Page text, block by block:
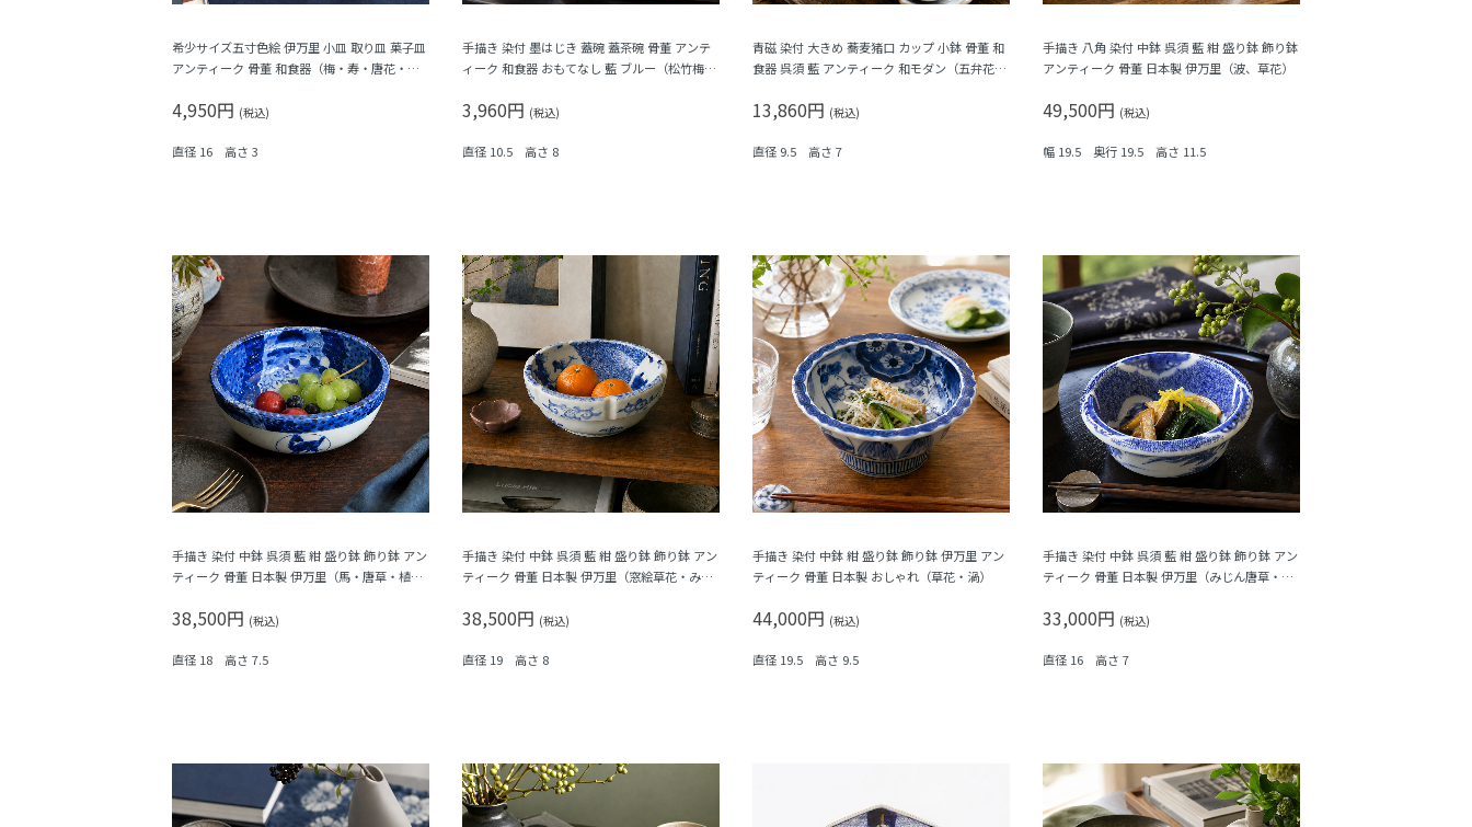
希少サイズ五寸色絵 伊万里 小皿 取り皿 菓子皿
アンティーク 骨董 和食器（梅・寿・唐花・
4,950円 (税込)
直径 16 高さ 3
手描き 染付 墨はじき 蓋碗 蓋茶碗 骨董 アンテ
ィーク 和食器 おもてなし 藍 ブルー（松竹梅・
3,960円 (税込)
直径 10.5 高さ 8
青磁 染付 大きめ 蕎麦猪口 カップ 小鉢 骨董 和
食器 呉須 藍 アンティーク 和モダン（五弁花・
13,860円 (税込)
直径 9.5 高さ 7
手描き 八角 染付 中鉢 呉須 藍 紺 盛り鉢 飾り鉢
アンティーク 骨董 日本製 伊万里（波、草花）
49,500円 (税込)
幅 19.5 奥行 19.5 高さ 11.5
手描き 染付 中鉢 呉須 藍 紺 盛り鉢 飾り鉢 アン
ティーク 骨董 日本製 伊万里（馬・唐草・植
38,500円 (税込)
直径 18 高さ 7.5
手描き 染付 中鉢 呉須 藍 紺 盛り鉢 飾り鉢 アン
ティーク 骨董 日本製 伊万里（窓絵草花・みじ
38,500円 (税込)
直径 19 高さ 8
手描き 染付 中鉢 紺 盛り鉢 飾り鉢 伊万里 アン
ティーク 骨董 日本製 おしゃれ（草花・渦）
44,000円 (税込)
直径 19.5 高さ 9.5
手描き 染付 中鉢 呉須 藍 紺 盛り鉢 飾り鉢 アン
ティーク 骨董 日本製 伊万里（みじん唐草・山
33,000円 (税込)
直径 16 高さ 7